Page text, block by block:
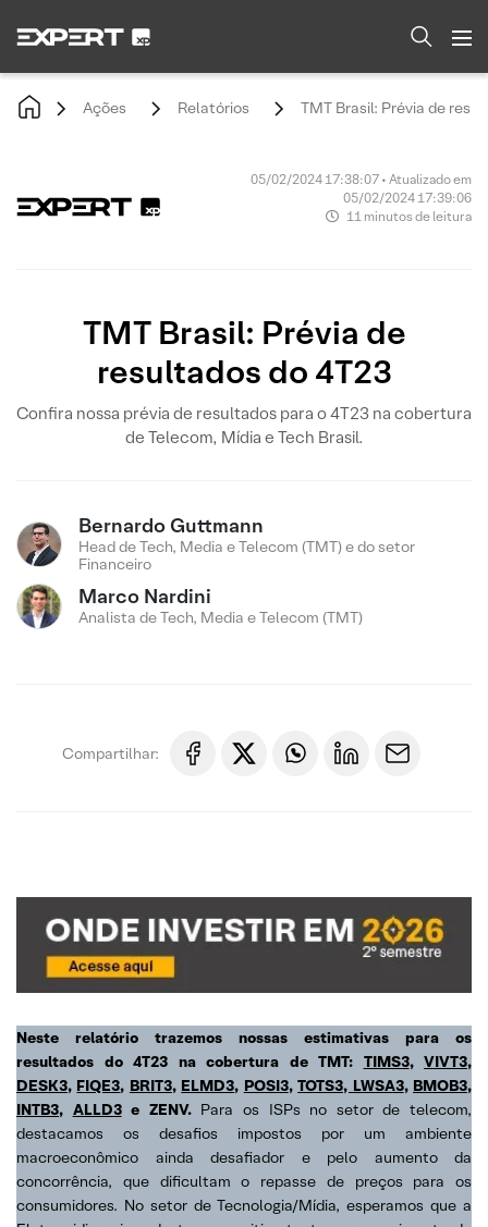
Ações Relatórios TMT Brasil: Prévia de
05/02/2024 17:38:07 • Atualizado em
05/02/2024 17:39:06
11 minutos de leitura
TMT Brasil: Prévia de
resultados do 4T23
Confira nossa prévia de resultados para o 4T23 na cobertura
de Telecom, Mídia e Tech Brasil.
Bernardo Guttmann
Head de Tech, Media e Telecom (TMT) e do setor
Financeiro
Marco Nardini
Analista de Tech, Media e Telecom (TMT)
Compartilhar:
Neste relatório trazemos nossas estimativas para os
resultados do 4T23 na cobertura de TMT: TIMS3, VIVT3,
DESK3, FIQE3, BRIT3, ELMD3, POSI3,TOTS3, LWSA3, BMOB3,
INTB3, ALLD3e ZENV. Para os ISPs no setor de telecom,
destacamos os desafios impostos por um ambiente
macroeconômico ainda desafiador e pelo aumento da
concorrência, que dificultam o repasse de preços para os
consumidores. No setor de Tecnologia/Mídia, esperamos que a